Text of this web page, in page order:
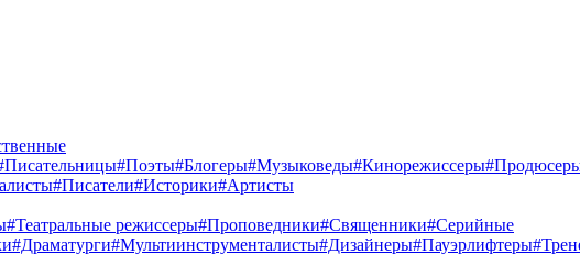
#Поэты#Блогеры#Музыковеды#Кинорежиссеры
#Писатели#Историки#Артисты
#Театральные режиссеры#Проповедники#Священники#Серийные
#Драматурги#Мультиинструменталисты#Дизайнеры#Пауэрлифтеры